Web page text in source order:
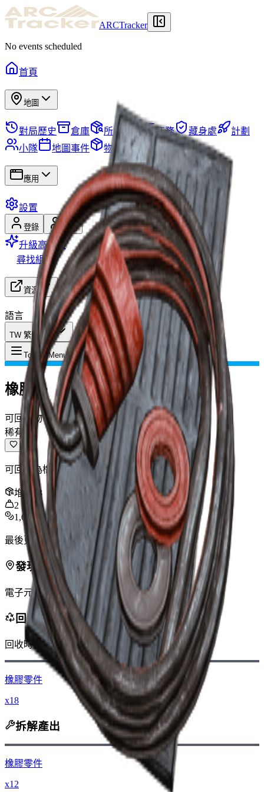
ARCTracker
No events scheduled
首頁
地圖
對局歷史 倉庫 所需物品 任務 藏身處
計劃
小隊
地圖事件 物品 賽季 技能樹
應用
設置
登錄 註冊
升級高級版
尋找組隊
資源
語言
TW 繁體中文
Toggle Menu 物品:橡膠墊
橡膠墊
可回收物
稀有
可回收為橡膠零件。
堆疊: 3
2 kg
1,000
最後更新 : Feb 24, 2026
發現於
電子元件
回收產出
回收時，您將獲得 -100 更少 錢幣
橡膠零件
x18
拆解產出
橡膠零件
x12